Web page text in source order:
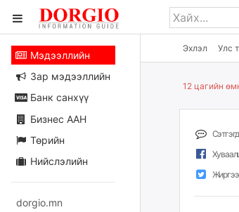
Эхлэл Улс
Мэдээллийн
Зар мэдээллийн
Банк санхүү
Бизнес ААН
Төрийн
Нийслэлийн
dorgio.mn
12 цагийн
Жиргээ